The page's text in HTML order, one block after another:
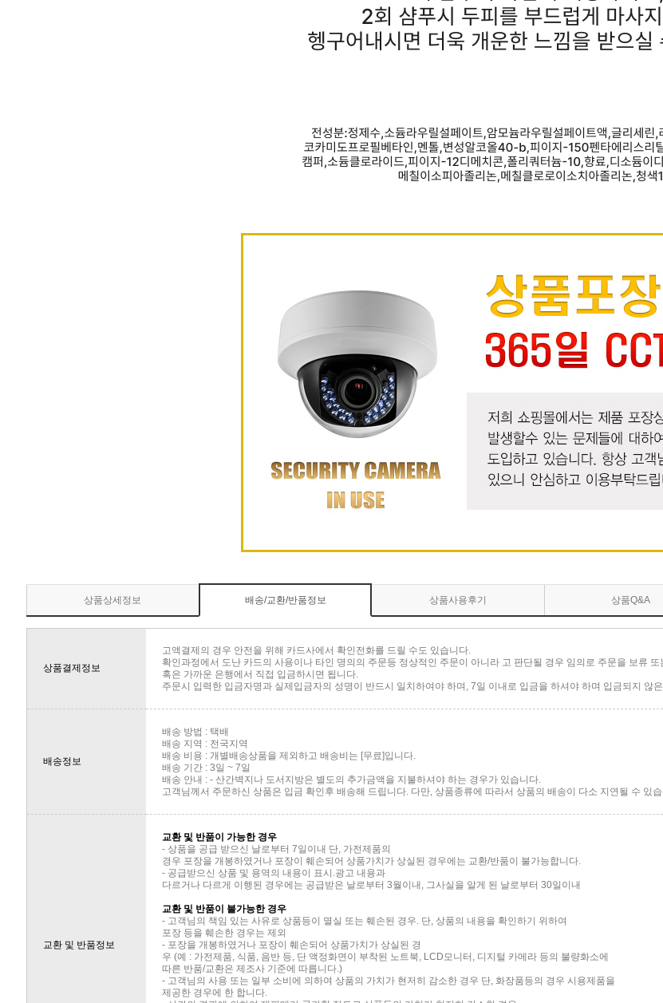
상품상세정보 배송/교환/반품정보 상품사용후기 상품Q&A
상품결제정보
고액결제의 경우 안전을 위해 카드사에서 확인전화를 드릴 수도 있습니다.
확인과정에서 도난 카드의 사용이나 타인 명의의 주문등 정상적인 주문이 아니라 고 판단될 경우 임의로 주문을 보류
혹은 가까운 은행에서 직접 입금하시면 됩니다.
주문시 입력한 입금자명과 실제입금자의 성명이 반드시 일치하여야 하며, 7일 이내로 입금을 하셔야 하며 입금되지 않
배송정보
배송 방법 : 택배
배송 지역 : 전국지역
배송 비용 : 개별배송상품을 제외하고 배송비는 [무료]입니다.
배송 기간 : 3일 ~ 7일
배송 안내 : - 산간벽지나 도서지방은 별도의 추가금액을 지불하셔야 하는 경우가 있습니다.
고객님께서 주문하신 상품은 입금 확인후 배송해 드립니다. 다만, 상품종류에 따라서 상품의 배송이 다소 지연될 수 있
교환 및 반품정보
교환 및 반품이 가능한 경우
- 상품을 공급 받으신 날로부터 7일이내 단, 가전제품의
경우 포장을 개봉하였거나 포장이 훼손되어 상품가치가 상실된 경우에는 교환/반품이 불가능합니다.
- 공급받으신 상품 및 용역의 내용이 표시.광고 내용과
다르거나 다르게 이행된 경우에는 공급받은 날로부터 3월이내, 그사실을 알게 된 날로부터 30일이내
교환 및 반품이 불가능한 경우
- 고객님의 책임 있는 사유로 상품등이 멸실 또는 훼손된 경우. 단, 상품의 내용을 확인하기 위하여
포장 등을 훼손한 경우는 제외
- 포장을 개봉하였거나 포장이 훼손되어 상품가치가 상실된 경
우 (예 : 가전제품, 식품, 음반 등, 단 액정화면이 부착된 노트북, LCD모니터, 디지털 카메라 등의 불량화소에
따른 반품/교환은 제조사 기준에 따릅니다.)
- 고객님의 사용 또는 일부 소비에 의하여 상품의 가치가 현저히 감소한 경우 단, 화장품등의 경우 시용제품을
제공한 경우에 한 합니다.